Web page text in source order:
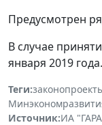
Предусмотрен
В случае
января 2019 года.
Теги:
Источник:ИА